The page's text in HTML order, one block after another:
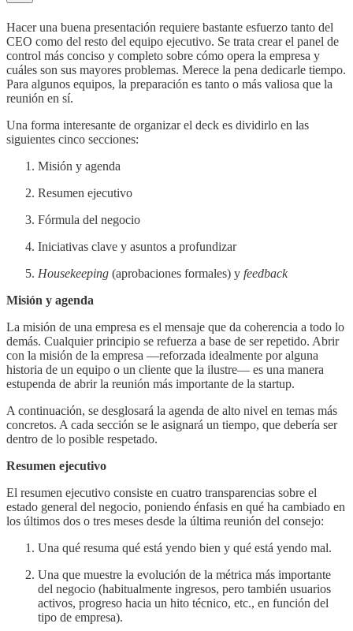
Hacer una buena presentación requiere bastante esfuerzo tanto del
CEO como del resto del equipo ejecutivo. Se trata crear el panel de
control más conciso y completo sobre cómo opera la empresa y
cuáles son sus mayores problemas. Merece la pena dedicarle tiempo.
Para algunos equipos, la preparación es tanto o más valiosa que la
reunión en sí.
Una forma interesante de organizar el deck es dividirlo en las
siguientes cinco secciones:
Misión y agenda
Resumen ejecutivo
Fórmula del negocio
Iniciativas clave y asuntos a profundizar
Housekeeping (aprobaciones formales) y feedback
Misión y agenda
La misión de una empresa es el mensaje que da coherencia a todo lo
demás. Cualquier principio se refuerza a base de ser repetido. Abrir
con la misión de la empresa —reforzada idealmente por alguna
historia de un equipo o un cliente que la ilustre— es una manera
estupenda de abrir la reunión más importante de la startup.
A continuación, se desglosará la agenda de alto nivel en temas más
concretos. A cada sección se le asignará un tiempo, que debería ser
dentro de lo posible respetado.
Resumen ejecutivo
El resumen ejecutivo consiste en cuatro transparencias sobre el
estado general del negocio, poniendo énfasis en qué ha cambiado en
los últimos dos o tres meses desde la última reunión del consejo:
Una qué resuma qué está yendo bien y qué está yendo mal.
Una que muestre la evolución de la métrica más importante
del negocio (habitualmente ingresos, pero también usuarios
activos, progreso hacia un hito técnico, etc., en función del
tipo de empresa).